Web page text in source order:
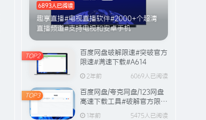
6893人已阅读
趣享直播#电视直播软件#2000+个超清
直播频道#支持电视和安卓手机
百度网盘破解限速#突破官方
限速#满速下载#A614
2年前 6069人已阅读
TOP2
百度网盘/夸克网盘/123网盘
高速下载工具#破解官方限速
#全程宽带峰值下载#A706
1年前 5475人已阅读
TOP3